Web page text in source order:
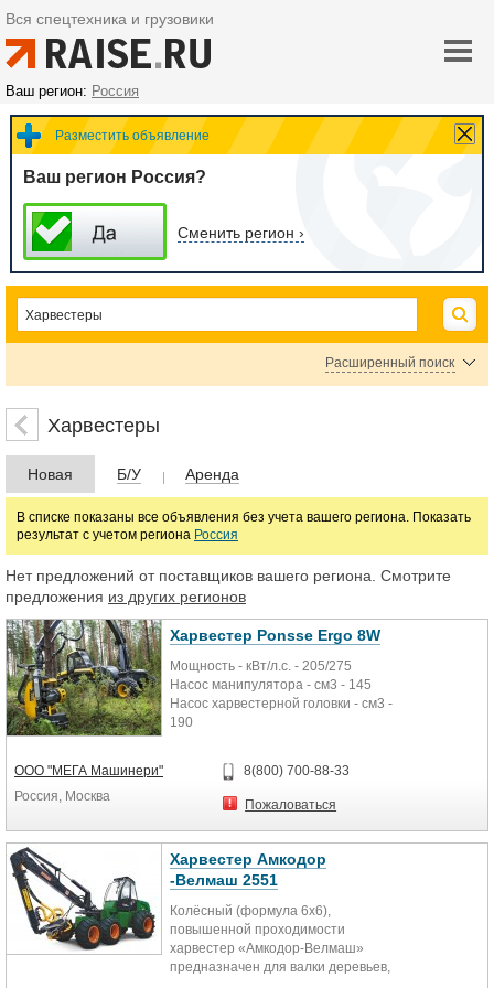
Вся спецтехника и грузовики
Ваш регион: Россия
Разместить объявление
Ваш регион Россия?
Сменить регион ›
Расширенный поиск
Цена
руб.
Марка
Харвестеры
Новая Б/У Аренда
В списке показаны все объявления без учета вашего региона. Показать
результат с учетом региона Россия
Нет предложений от поставщиков вашего региона. Смотрите
предложения из других регионов
Харвестер Ponsse Ergo 8W
Мощность - кВт/л.с. - 205/275
Насос манипулятора - см3 - 145
Насос харвестерной головки - см3 -
190
система - Opti4G
Харвестерные головки - H6, H7,
H7euca и H77euca, H8
Манипулятор - C5, C44+
ООО "МЕГА Машинери"
Россия, Москва
8(800) 700-88-33
Пожаловаться
Харвестер Амкодор
-Велмаш 2551
Колёсный (формула 6x6),
повышенной проходимости
харвестер «Амкодор-Велмаш»
предназначен для валки деревьев,